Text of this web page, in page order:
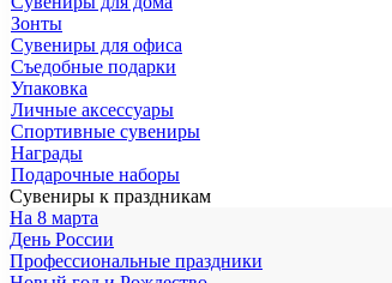
Зонты
Сувениры для офиса
Съедобные подарки
Упаковка
Личные аксессуары
Спортивные сувениры
Награды
Подарочные наборы
Сувениры к праздникам
На 8 марта
День России
Профессиональные праздники